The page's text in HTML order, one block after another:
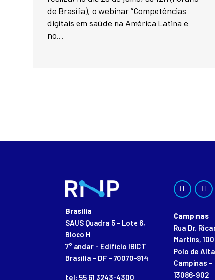
de Brasília), o webinar “Competências
digitais em saúde na América Latina e
no...
Brasília
SAUS Quadra 5 – Lote 6,
Bloco H
7° andar – Edifício IBICT
Brasília – DF – 70070-914
tel: 55 61 3243-4300
Campinas
Rua Dr.
Martins,
Polo de
Campinas –
13086-902